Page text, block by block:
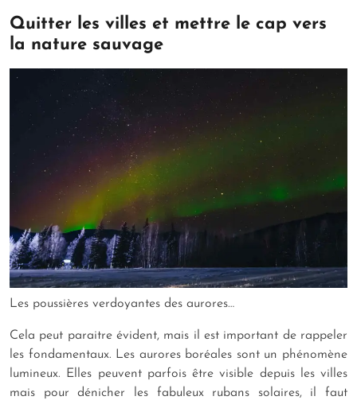
Quitter les villes et mettre le cap vers
la nature sauvage
Les poussières verdoyantes des aurores…
Cela peut paraitre évident, mais il est important de rappeler
les fondamentaux. Les aurores boréales sont un phénomène
lumineux. Elles peuvent parfois être visible depuis les villes
mais pour dénicher les fabuleux rubans solaires, il faut